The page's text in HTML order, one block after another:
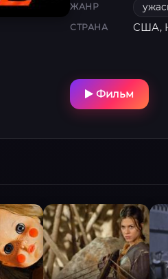
ЖАНР
СТРАНА США,
Фильм